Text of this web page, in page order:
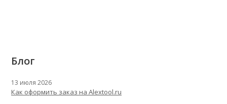
Блог
13 июля 2026
Как оформить заказ на Alextool.ru